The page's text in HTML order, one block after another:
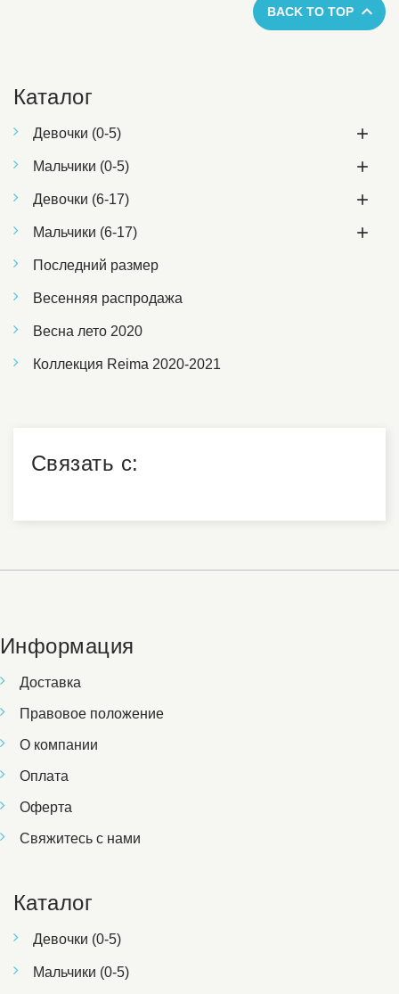
Каталог
Девочки (0-5) 
Мальчики (0-5) 
Девочки (6-17) 
Мальчики (6-17) 
Последний размер
Весенняя распродажа
Весна лето 2020
Коллекция Reima 2020-2021
Связать с:
BACK TO TOP 
Информация
Доставка
Правовое положение
О компании
Оплата
Оферта
Свяжитесь с нами
Каталог
Девочки (0-5)
Мальчики (0-5)